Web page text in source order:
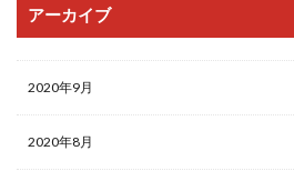
アーカイブ
2020年9月
2020年8月